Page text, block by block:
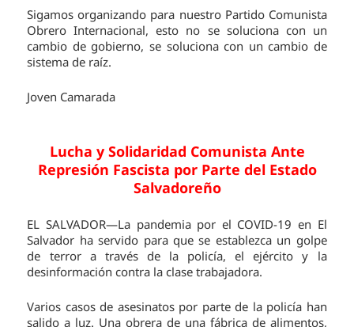
Sigamos organizando para nuestro Partido Comunista
Obrero Internacional, esto no se soluciona con un
cambio de gobierno, se soluciona con un cambio de
sistema de raíz.
Joven Camarada
Lucha y Solidaridad Comunista Ante
Represión Fascista por Parte del Estado
Salvadoreño
EL SALVADOR—La pandemia por el COVID-19 en El
Salvador ha servido para que se establezca un golpe
de terror a través de la policía, el ejército y la
desinformación contra la clase trabajadora.
Varios casos de asesinatos por parte de la policía han
salido a luz. Una obrera de una fábrica de alimentos,